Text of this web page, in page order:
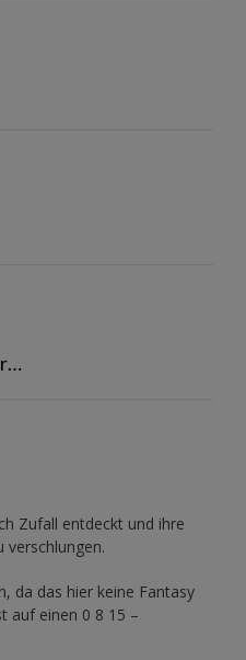
Zufall entdeckt und ihre
verschlungen.
da das hier keine Fantasy
auf einen 0 8 15 –